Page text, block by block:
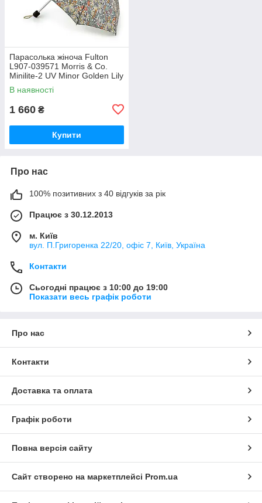
Парасолька жіноча Fulton
L907-039571 Morris & Co.
Minilite-2 UV Minor Golden Lily
Slate Manilla (Золота лілія)
В наявності
1 660 ₴
Купити
Про нас
100% позитивних з 40 відгуків за рік
Працює з 30.12.2013
м. Київ
вул. П.Григоренка 22/20, офіс 7, Київ, Україна
Контакти
Сьогодні працює з 10:00 до 19:00
Показати весь графік роботи
Про нас
Контакти
Доставка та оплата
Графік роботи
Повна версія сайту
Сайт створено на маркетплейсі Prom.ua